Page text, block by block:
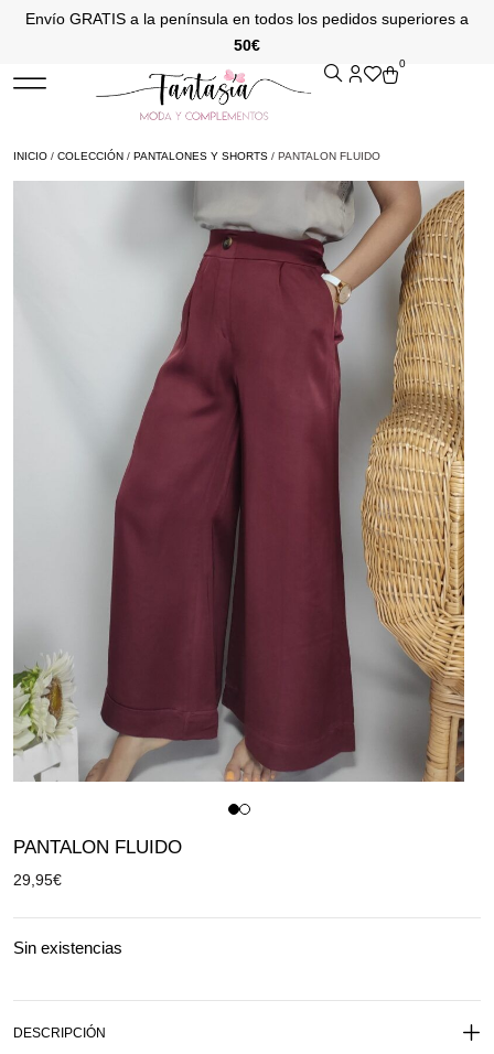
Envío GRATIS a la península en todos los pedidos superiores a
50€
0
INICIO / COLECCIÓN / PANTALONES Y SHORTS / PANTALON FLUIDO
PANTALON FLUIDO
29,95€
Sin existencias
DESCRIPCIÓN